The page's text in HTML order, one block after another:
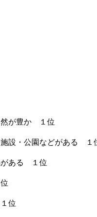
然が豊か １位
設・公園などがある １
がある １位
位